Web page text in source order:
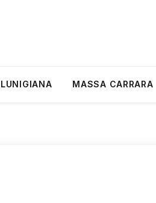
LUNIGIANA MASSA CARRARA